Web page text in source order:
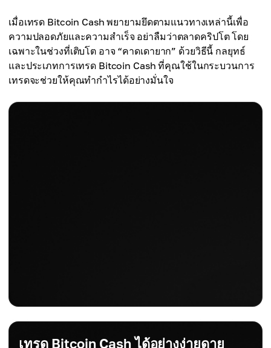
เมื่อเทรด Bitcoin Cash พยายามยึดตามแนวทางเหล่านี้เพื่อ
ความปลอดภัยและความสำเร็จ อย่าลืมว่าตลาดคริปโต โดย
เฉพาะในช่วงที่เติบโต อาจ “คาดเดายาก” ด้วยวิธีนี้ กลยุทธ์
และประเภทการเทรด Bitcoin Cash ที่คุณใช้ในกระบวนการ
เทรดจะช่วยให้คุณทำกำไรได้อย่างมั่นใจ
เทรด Bitcoin Cash ได้อย่างง่ายดาย